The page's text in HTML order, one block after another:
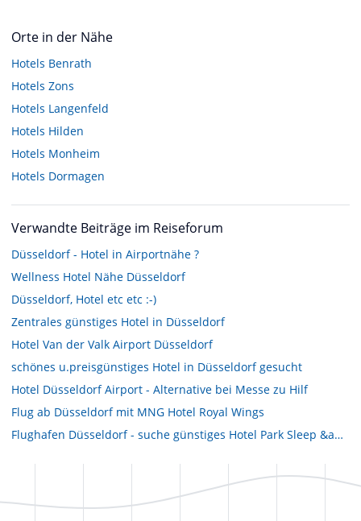
Orte in der Nähe
Hotels Benrath
Hotels Zons
Hotels Langenfeld
Hotels Hilden
Hotels Monheim
Hotels Dormagen
Verwandte Beiträge im Reiseforum
Düsseldorf - Hotel in Airportnähe ?
Wellness Hotel Nähe Düsseldorf
Düsseldorf, Hotel etc etc :-)
Zentrales günstiges Hotel in Düsseldorf
Hotel Van der Valk Airport Düsseldorf
schönes u.preisgünstiges Hotel in Düsseldorf gesucht
Hotel Düsseldorf Airport - Alternative bei Messe zu Hilf
Flug ab Düsseldorf mit MNG Hotel Royal Wings
Flughafen Düsseldorf - suche günstiges Hotel Park Sleep &amp; fly